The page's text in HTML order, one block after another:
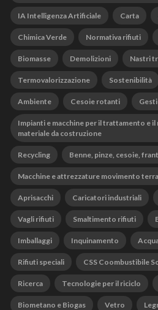
IA Intelligenza Artificiale Carta
Chimica Verde Normativa rifiuti
Biomasse Demolizioni Nastri
Termovalorizzazione Sostenibilità
Ambiente Cesoie rotanti
Impianti e macchine per il trattamento e
materiale da costruzione
Recycling Benne, pinze, cesoie,
Macchine e attrezzature movimento terra
Aprisacchi Caricatori industriali
Vagli rifiuti Smaltimento rifiuti
Imballaggi Inquinamento
Rifiuti speciali CSS Coombustibile
Ricerca Tecnologie per il riciclo
Biometano e Biogas Vetro